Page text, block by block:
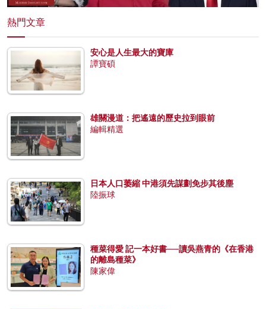
熱門文章
安心是人生最大的寶庫
譚寶碩
雄關漫道：把遙遠的歷史拉到眼前
編輯精選
日本人口萎縮 中港須先謀劃免步其後塵
陸振球
種菜得愛 記一本好書──讀吳燕青的《在香港
的離島種菜》
陳家偉